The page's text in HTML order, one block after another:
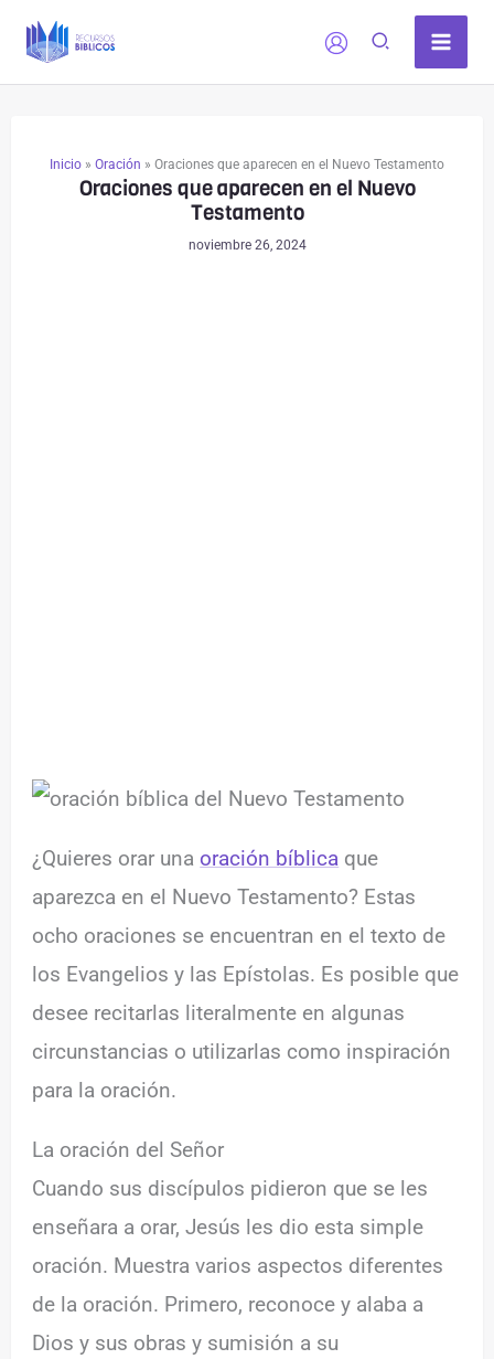
Inicio » Oración » Oraciones que aparecen en el Nuevo Testamento
Oraciones que aparecen en el Nuevo
Testamento
noviembre 26, 2024
¿Quieres orar una oración bíblica que
aparezca en el Nuevo Testamento? Estas
ocho oraciones se encuentran en el texto de
los Evangelios y las Epístolas. Es posible que
desee recitarlas literalmente en algunas
circunstancias o utilizarlas como inspiración
para la oración.
La oración del Señor
Cuando sus discípulos pidieron que se les
enseñara a orar, Jesús les dio esta simple
oración. Muestra varios aspectos diferentes
de la oración. Primero, reconoce y alaba a
Dios y sus obras y sumisión a su